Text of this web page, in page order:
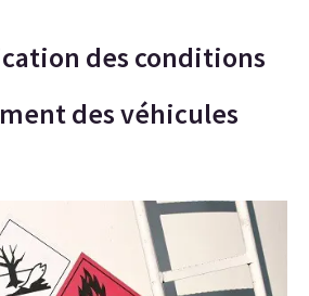
des conditions
des véhicules